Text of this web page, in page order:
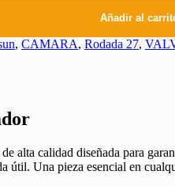
Añadir al
, CAMARA, Rodada 27,
calidad diseñada para
útil. Una pieza esencial en